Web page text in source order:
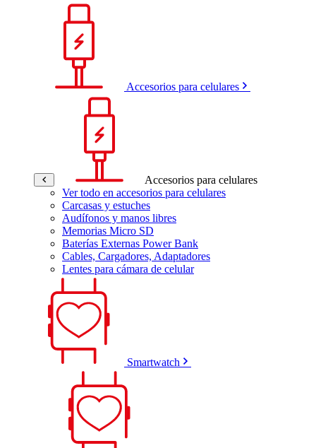
Accesorios para celulares
Accesorios para celulares
Ver todo en accesorios para celulares
Carcasas y estuches
Audífonos y manos libres
Memorias Micro SD
Baterías Externas Power Bank
Cables, Cargadores, Adaptadores
Lentes para cámara de celular
Smartwatch